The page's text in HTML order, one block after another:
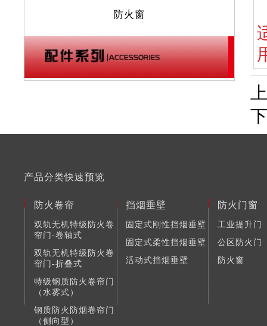
防火窗
产品分类快速预览
防火卷帘
双轨无机特级防火卷
帘门-卷轴式
双轨无机特级防火卷
帘门-折叠式
特级钢质防火卷帘门
（水雾式）
钢质防火防烟卷帘门
（侧向型）
挡烟垂壁
固定式刚性挡烟垂壁
固定式柔性挡烟垂壁
活动式挡烟垂壁
防火门窗
工业提升门
公区防火门
防火窗